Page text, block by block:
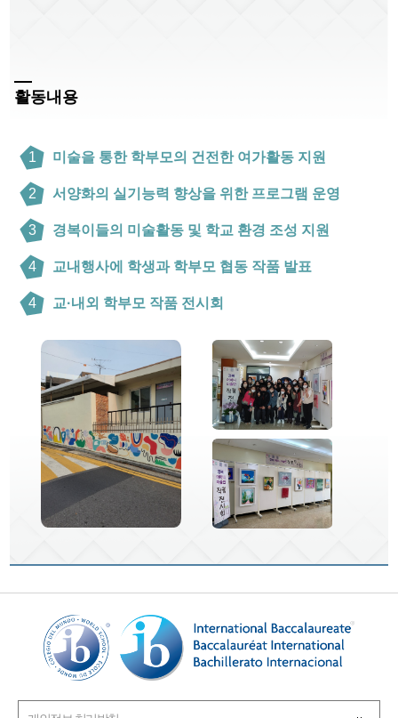
활동내용
1 미술을 통한 학부모의 건전한 여가활동 지원
2 서양화의 실기능력 향상을 위한 프로그램 운영
3 경복이들의 미술활동 및 학교 환경 조성 지원
4 교내행사에 학생과 학부모 협동 작품 발표
4 교·내외 학부모 작품 전시회